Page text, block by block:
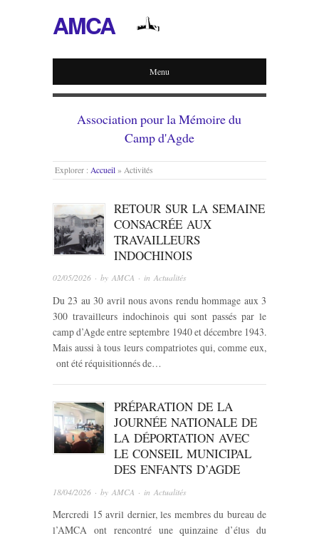
AMCA
Menu
Association pour la Mémoire du
Camp d'Agde
Explorer : Accueil » Activités
RETOUR SUR LA SEMAINE
CONSACRÉE AUX
TRAVAILLEURS
INDOCHINOIS
02/05/2026 · by AMCA · in Actualités
Du 23 au 30 avril nous avons rendu hommage aux 3
300 travailleurs indochinois qui sont passés par le
camp d’Agde entre septembre 1940 et décembre 1943.
Mais aussi à tous leurs compatriotes qui, comme eux,
ont été réquisitionnés de…
PRÉPARATION DE LA
JOURNÉE NATIONALE DE
LA DÉPORTATION AVEC
LE CONSEIL MUNICIPAL
DES ENFANTS D’AGDE
18/04/2026 · by AMCA · in Actualités
Mercredi 15 avril dernier, les membres du bureau de
l’AMCA ont rencontré une quinzaine d’élus du